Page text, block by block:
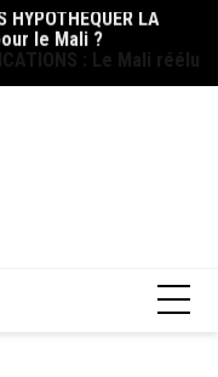
: Le Mali réélu